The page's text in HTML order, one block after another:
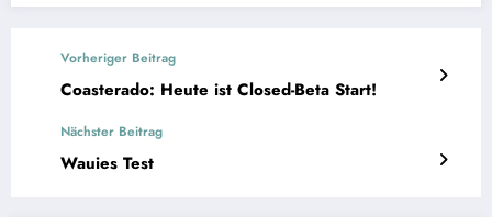
Vorheriger Beitrag
Coasterado: Heute ist Closed-Beta Start!
Nächster Beitrag
Wauies Test